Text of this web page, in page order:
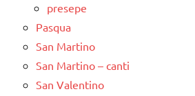
presepe
Pasqua
San Martino
San Martino – canti
San Valentino